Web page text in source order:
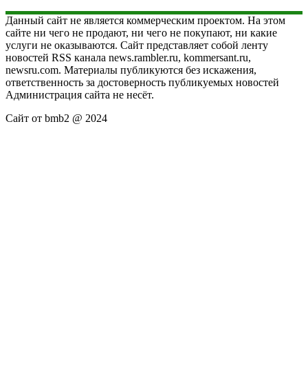
Данный сайт не является коммерческим проектом. На этом
сайте ни чего не продают, ни чего не покупают, ни какие
услуги не оказываются. Сайт представляет собой ленту
новостей RSS канала news.rambler.ru, kommersant.ru,
newsru.com. Материалы публикуются без искажения,
ответственность за достоверность публикуемых новостей
Администрация сайта не несёт.
Сайт от bmb2 @ 2024